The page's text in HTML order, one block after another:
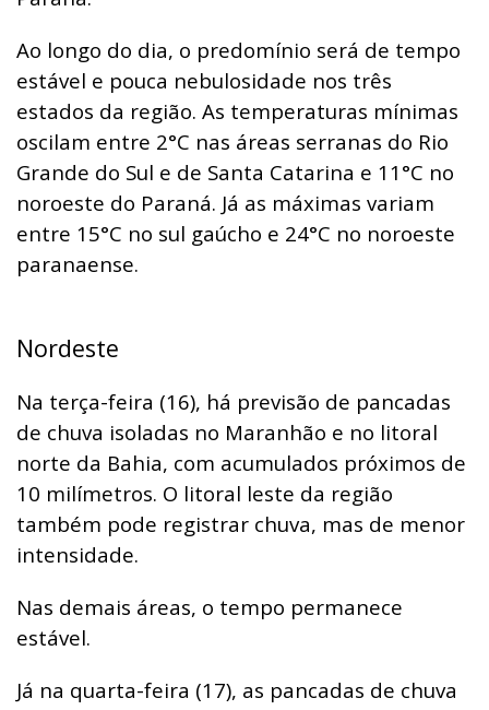
Ao longo do dia, o predomínio será de tempo
estável e pouca nebulosidade nos três
estados da região. As temperaturas mínimas
oscilam entre 2°C nas áreas serranas do Rio
Grande do Sul e de Santa Catarina e 11°C no
noroeste do Paraná. Já as máximas variam
entre 15°C no sul gaúcho e 24°C no noroeste
paranaense.
Nordeste
Na terça-feira (16), há previsão de pancadas
de chuva isoladas no Maranhão e no litoral
norte da Bahia, com acumulados próximos de
10 milímetros. O litoral leste da região
também pode registrar chuva, mas de menor
intensidade.
Nas demais áreas, o tempo permanece
estável.
Já na quarta-feira (17), as pancadas de chuva